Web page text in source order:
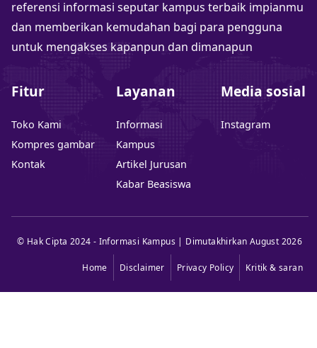
referensi informasi seputar kampus terbaik impianmu
dan memberikan kemudahan bagi para pengguna
untuk mengakses kapanpun dan dimanapun
Fitur
Toko Kami
Kompres gambar
Kontak
Layanan
Informasi
Kampus
Artikel Jurusan
Kabar Beasiswa
Media sosial
Instagram
© Hak Cipta 2024 - Informasi Kampus | Dimutakhirkan August 2026
Home Disclaimer Privacy Policy Kritik & saran